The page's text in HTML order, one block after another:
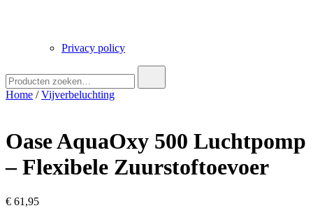
Privacy policy
naar:
Home /Vijverbeluchting
Oase AquaOxy 500 Luchtpomp
– Flexibele Zuurstoftoevoer
€ 61,95